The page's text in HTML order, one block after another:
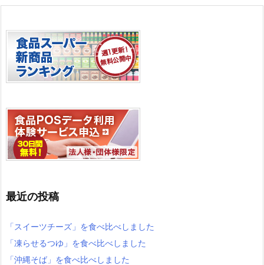
最近の投稿
「スイーツチーズ」を食べ比べしました
「凍らせるつゆ」を食べ比べしました
「沖縄そば」を食べ比べしました